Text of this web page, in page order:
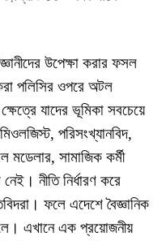
উপেক্ষা করার ফসল
পলিসির ওপরে অটল
ক্ষেত্রে যাদের ভূমিকা সবচেয়ে
পরিসংখ্যানবিদ,
মডেলার, সামাজিক কর্মী
নীতি নির্ধারণ করে
ফলে এদেশে বৈজ্ঞানিক
এখানে এক প্রয়োজনীয়